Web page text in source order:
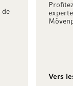
de
Vers